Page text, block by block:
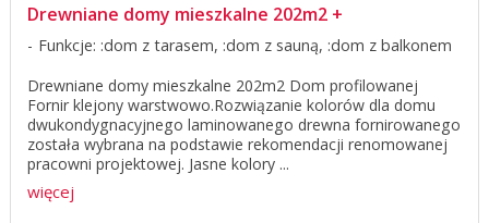
Drewniane domy mieszkalne 202m2 +
Funkcje: :dom z tarasem, :dom z sauną, :dom z balkonem
Drewniane domy mieszkalne 202m2 Dom profilowanej
Fornir klejony warstwowo.Rozwiązanie kolorów dla domu
dwukondygnacyjnego laminowanego drewna fornirowanego
została wybrana na podstawie rekomendacji renomowanej
pracowni projektowej. Jasne kolory ...
więcej